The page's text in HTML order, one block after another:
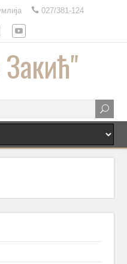
027/381-124